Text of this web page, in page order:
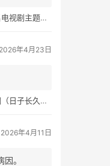
剧主题曲）
2026年4月23日
久幸福小有）
2026年4月11日
。